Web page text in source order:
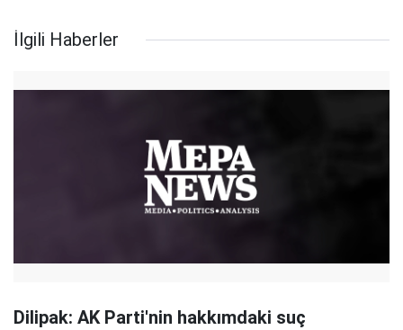
İlgili Haberler
Dilipak: AK Parti'nin hakkımdaki suç